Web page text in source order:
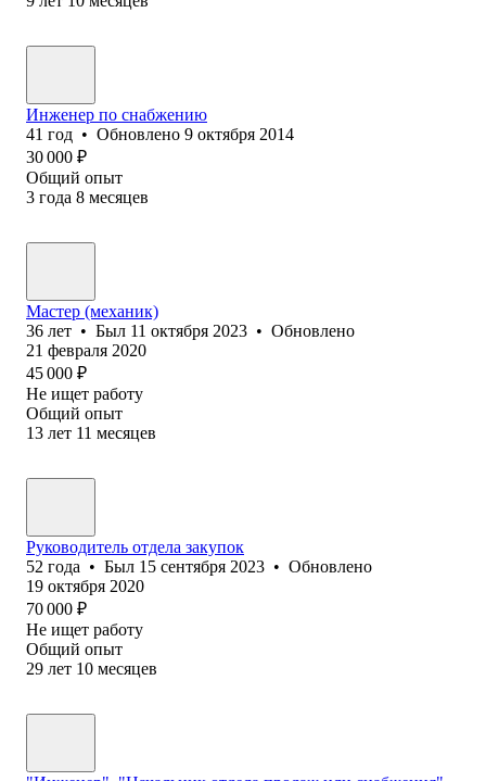
Инженер по снабжению
41 год • Обновлено 9 октября 2014
30 000 ₽
Общий опыт
3 года 8 месяцев
Мастер (механик)
36 лет • Был 11 октября 2023 • Обновлено
21 февраля 2020
45 000 ₽
Не ищет работу
Общий опыт
13 лет 11 месяцев
Руководитель отдела закупок
52 года • Был 15 сентября 2023 • Обновлено
19 октября 2020
70 000 ₽
Не ищет работу
Общий опыт
29 лет 10 месяцев